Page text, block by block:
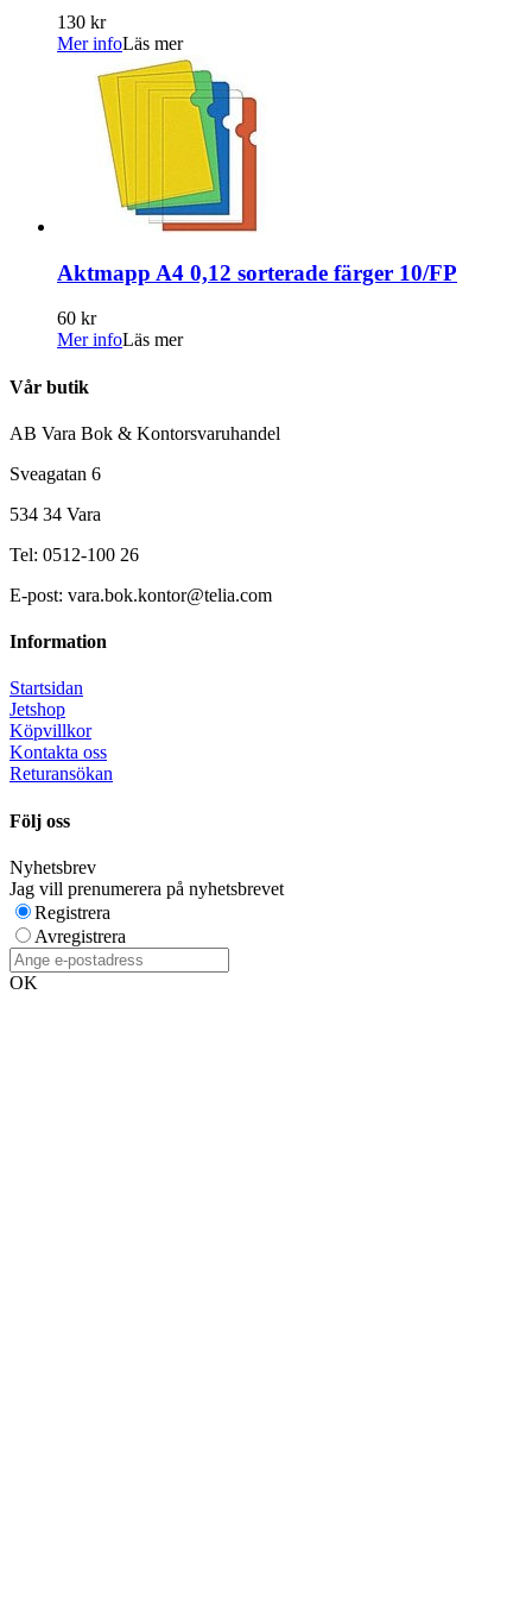
130 kr
Mer infoLäs mer
Aktmapp A4 0,12 sorterade färger 10/FP
60 kr
Mer infoLäs mer
Vår butik
AB Vara Bok & Kontorsvaruhandel
Sveagatan 6
534 34 Vara
Tel: 0512-100 26
E-post: vara.bok.kontor@telia.com
Information
Startsidan
Jetshop
Köpvillkor
Kontakta oss
Returansökan
Följ oss
Nyhetsbrev
Jag vill prenumerera på nyhetsbrevet
Registrera
Avregistrera
OK